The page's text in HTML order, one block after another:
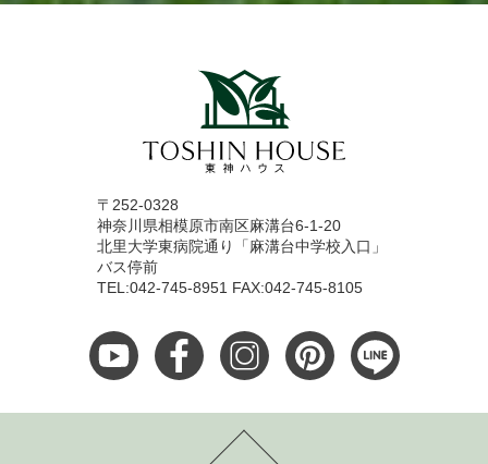
〒252-0328
神奈川県相模原市南区麻溝台6-1-20
北里大学東病院通り「麻溝台中学校入口」
バス停前
TEL:042-745-8951 FAX:042-745-8105